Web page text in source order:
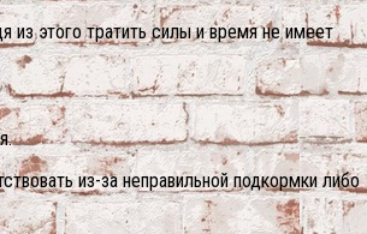
из этого тратить силы и время не имеет
из-за неправильной подкормки либо